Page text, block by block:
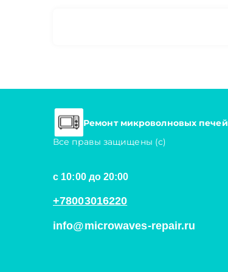
Ремонт микроволновых печей
Все правы защищены (с)
с 10:00 до 20:00
+78003016220
info@microwaves-repair.ru